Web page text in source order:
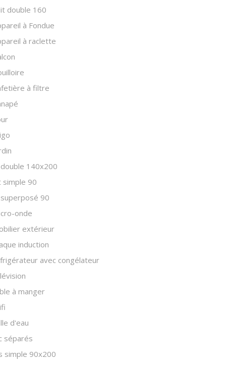
double 160
à Fondue
à raclette
à filtre
140x200
simple 90
90
onde
extérieur
induction
avec congélateur
à manger
d'eau
séparés
simple 90x200